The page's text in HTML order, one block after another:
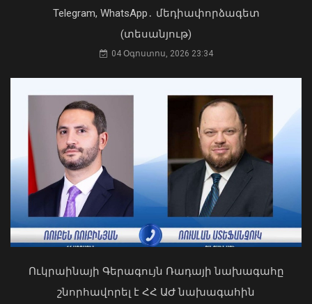
Պատկերված անձը որոնվում է
09 Օգոստոս, 2026 20:48
կանգնի, եթե հանցանք է գործել, կամ
արտաքին ազդեցության գործակալ
դարձել. աստվածաբան
07 Օգոստոս, 2026 17:03
Դուք 5 տարի ինձնից փախած եք ման
Telegram, WhatsApp․ մեդիափորձագետ
(տեսանյութ)
04 Օգոստոս, 2026 23:34
Ուկրաինայի Գերագույն Ռադայի նախագահը
շնորհավորել է ՀՀ ԱԺ նախագահին